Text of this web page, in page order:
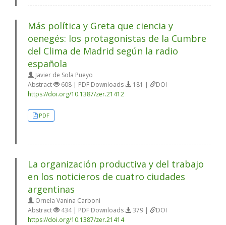
Más política y Greta que ciencia y
oenegés: los protagonistas de la Cumbre
del Clima de Madrid según la radio
española
Javier de Sola Pueyo
Abstract
608 | PDF Downloads 181 |
DOI
https://doi.org/10.1387/zer.21412
PDF
La organización productiva y del trabajo
en los noticieros de cuatro ciudades
argentinas
Ornela Vanina Carboni
Abstract
434 | PDF Downloads 379 |
DOI
https://doi.org/10.1387/zer.21414